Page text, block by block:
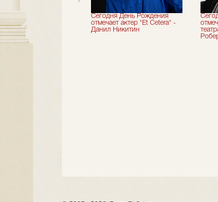
сезон!
Сегодня День Рождения
отмечает актер "Et Cetera" -
Данил Никитин